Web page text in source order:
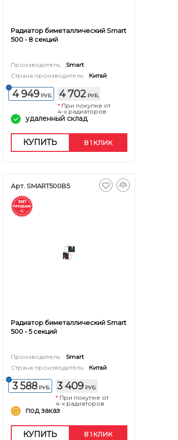
Радиатор биметаллический Smart
500 - 8 секций
Производитель:
Smart
Страна производитель:
Китай
4 949 РУБ. 4 702 РУБ.
*При покупке от
4-х радиаторов
удаленный склад
КУПИТЬ В 1 КЛИК
Арт. SMART500B5
Радиатор биметаллический Smart
500 - 5 секций
Производитель:
Smart
Страна производитель:
Китай
3 588 РУБ. 3 409 РУБ.
*При покупке от
4-х радиаторов
под заказ
КУПИТЬ В 1 КЛИК